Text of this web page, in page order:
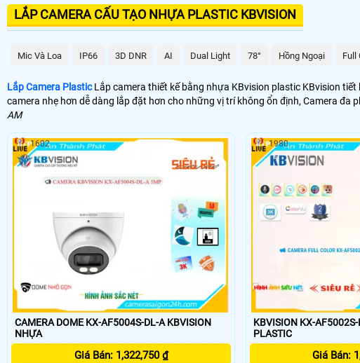
LẮP CAMERA CẤU TẠO NHỰA PLASTIC KBVISION
Mic Và Loa IP66 3D DNR AI Dual Light 78° Hồng Ngoại Full
Lắp Camera PlasticLắp camera thiết kế bằng nhựa KBvision plastic KBvision
camera nhẹ hơn dễ dàng lắp đặt hơn cho những vị trí không ổn định, Camera
AM
CAMERA DOME KX-AF5004S-DL-A KBVISION
NHỰA
Giá Bán: 1,322,750 ₫
1602
KBVISION KX-
PLASTIC
Giá Bán:
1980